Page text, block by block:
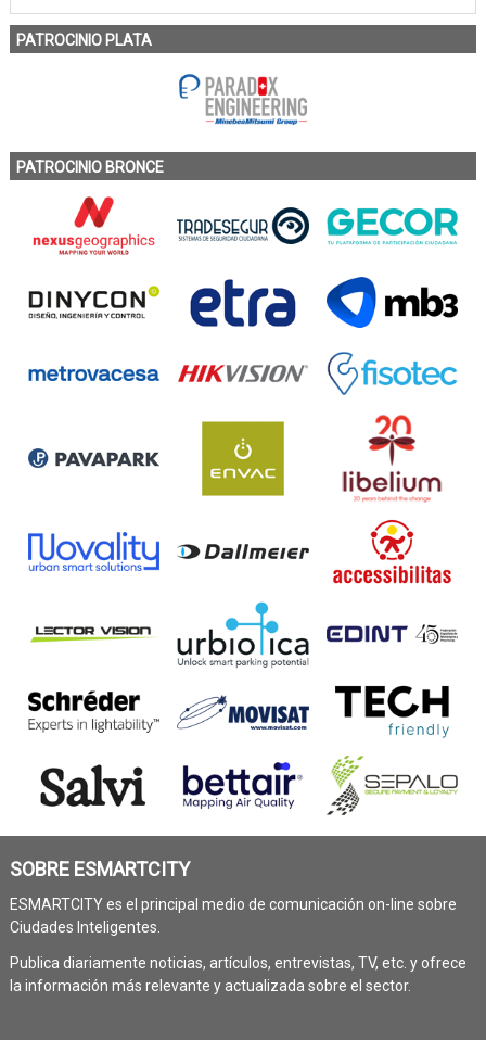
PATROCINIO PLATA
PATROCINIO BRONCE
SOBRE ESMARTCITY
ESMARTCITY es el principal medio de comunicación on-line sobre
Ciudades Inteligentes.
Publica diariamente noticias, artículos, entrevistas, TV, etc. y ofrece
la información más relevante y actualizada sobre el sector.